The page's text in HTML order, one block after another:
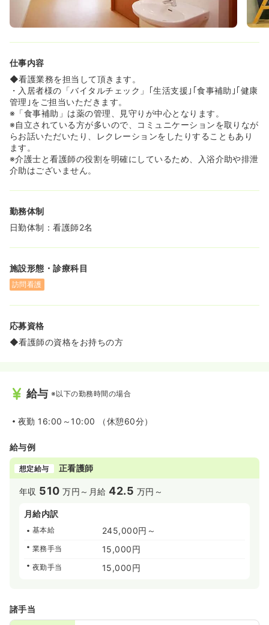
ご入居者様の日々の健康管理は、関連会社である医療法人
思温会をはじめとして、月2回の訪問診療と24時間緊急対
応をするクリニックと契約をしております。そのほかに
も、薬剤師が薬を直接ご利用者様に届けていただけるの
《看護師様の業務内容について》
◆パーキンソンの方の身体症状はある程度パターン化され
ているので、これまで入職をされた方でもパーキンソン看
護の経験のない方がほとんどです。
難病指定を受けているため、服薬も決まっていることが多
く、看護師様の医療行為はある程度決まっております。
難病の特徴ではございますが、症状や状態が徐々に悪化し
ていってしまうところがあるため、ご利用者様への精神面
へのフォローも重視されます。こちらはパターン化できな
＋経験の蓄積をしていく形を取り、共有を行っています。
◆あくまで【施設内訪問看護】となりますので、施設看護
師は別でおられます。
ルチェック・軟膏を塗ったり等の介護保険としての健康管
施設内訪問看護としての業務は、ドクターからの指示書を
もとに医療保険適応の看護をしていただきます。
仕事内容
◆看護業務を担当して頂きます。
・入居者様の「バイタルチェック」｢生活支援｣｢食事補助｣｢健康
管理｣をご担当いただきます。
※「食事補助」は薬の管理、見守りが中心となります。
※自立されている方が多いので、コミュニケーションを取りなが
らお話いただいたり、レクレーションをしたりすることもあり
ます。
※介護士と看護師の役割を明確にしているため、入浴介助や排泄
介助はございません。
勤務体制
日勤体制：看護師2名
施設形態・診療科目
訪問看護
応募資格
◆看護師の資格をお持ちの方
給与 ※以下の勤務時間の場合
夜勤 16:00～10:00 （休憩60分）
給与例
想定給与 正看護師
年収 510 万円～ 月給42.5 万円～
月給内訳
基本給 245,000円～
業務手当 15,000円
夜勤手当 15,000円
諸手当